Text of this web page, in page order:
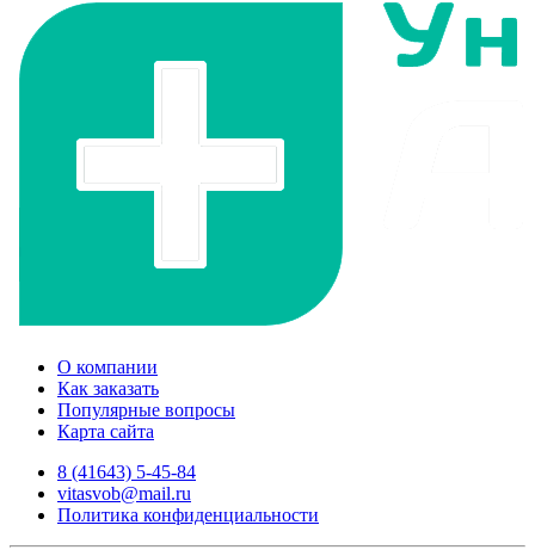
О компании
Как заказать
Популярные вопросы
Карта сайта
8 (41643) 5-45-84
vitasvob@mail.ru
Политика конфиденциальности